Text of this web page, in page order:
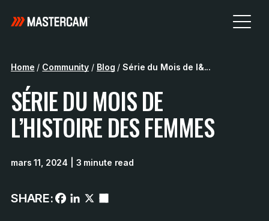
Home / Community / Blog / Série du Mois de l&...
SÉRIE DU MOIS DE
L’HISTOIRE DES FEMMES
mars 11, 2024 | 3 minute read
SHARE: